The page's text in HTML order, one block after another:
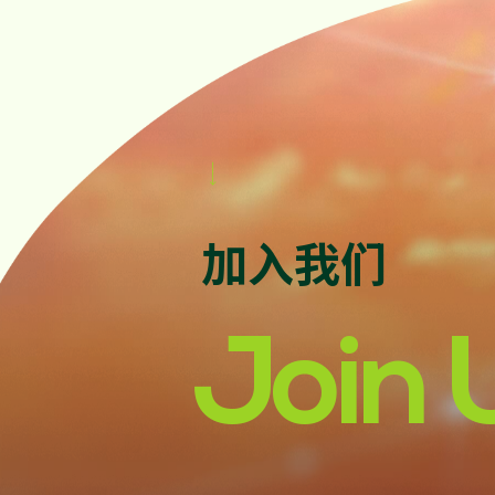

加入我们
Join